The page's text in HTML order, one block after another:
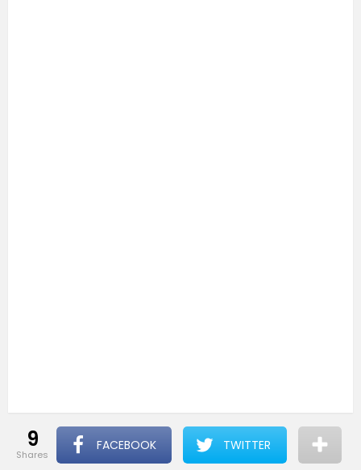
9
shares
FACEBOOK TWITTER